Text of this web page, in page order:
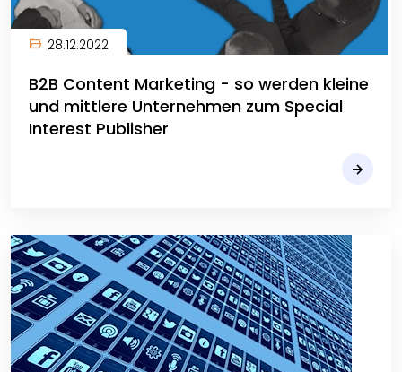
28.12.2022
B2B Content Marketing - so werden kleine
und mittlere Unternehmen zum Special
Interest Publisher